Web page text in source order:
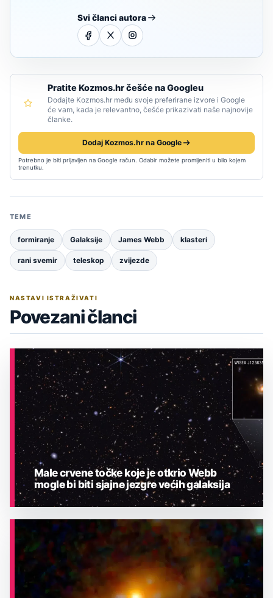
Svi članci autora
Pratite Kozmos.hr češće na Googleu
Dodajte Kozmos.hr među svoje preferirane izvore i Google
će vam, kada je relevantno, češće prikazivati naše najnovije
članke.
Dodaj Kozmos.hr na Google
Potrebno je biti prijavljen na Google račun. Odabir možete promijeniti u bilo kojem
trenutku.
TEME
formiranje Galaksije James Webb klasteri
rani svemir teleskop zvijezde
NASTAVI ISTRAŽIVATI
Povezani članci
Male crvene točke koje je otkrio Webb
mogle bi biti sjajne jezgre većih galaksija